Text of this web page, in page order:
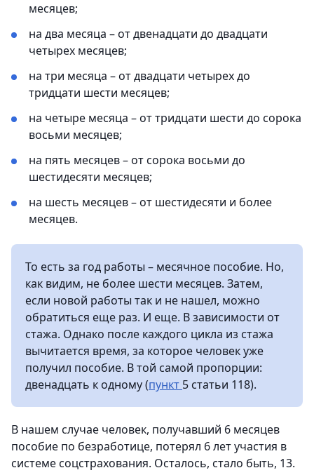
месяцев;
на два месяца – от двенадцати до двадцати
четырех месяцев;
на три месяца – от двадцати четырех до
тридцати шести месяцев;
на четыре месяца – от тридцати шести до сорока
восьми месяцев;
на пять месяцев – от сорока восьми до
шестидесяти месяцев;
на шесть месяцев – от шестидесяти и более
месяцев.
То есть за год работы – месячное пособие. Но,
как видим, не более шести месяцев. Затем,
если новой работы так и не нашел, можно
обратиться еще раз. И еще. В зависимости от
стажа. Однако после каждого цикла из стажа
вычитается время, за которое человек уже
получил пособие. В той самой пропорции:
двенадцать к одному (пункт 5 статьи 118).
В нашем случае человек, получавший 6 месяцев
пособие по безработице, потерял 6 лет участия в
системе соцстрахования. Осталось, стало быть, 13.